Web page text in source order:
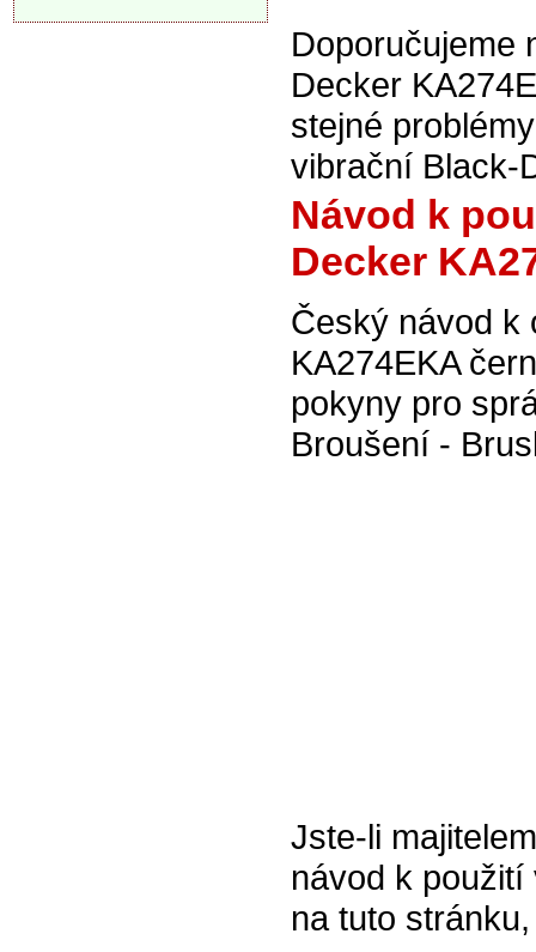
Doporučujeme
Decker
stejné
vibrační Black-
Návod k
Decker
Český návod k
KA274EKA
pokyny pro
Broušení -
Jste-li
návod k
na tuto